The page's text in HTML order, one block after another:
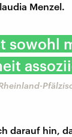
Menzel.
sowohl
darauf hin,